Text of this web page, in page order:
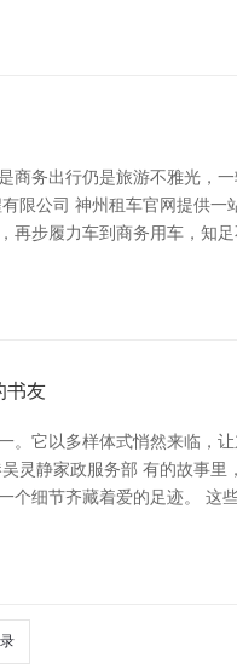
务出行仍是旅游不雅光
限公司 神州租车官网提供
步履力车到商务用车，知
书友
。它以多样体式悄然来临
灵静家政服务部 有的故事
细节齐藏着爱的足迹。 这